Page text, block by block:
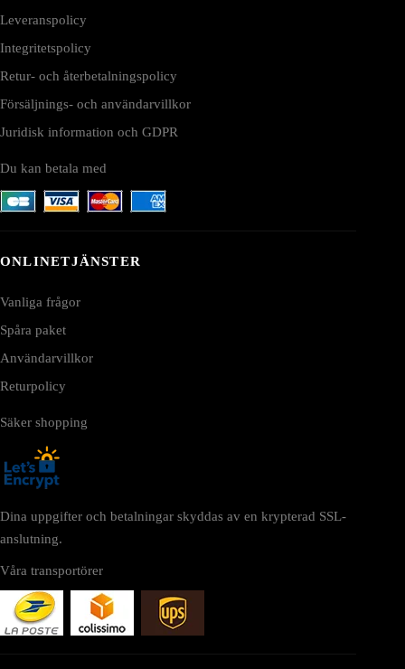
Leveranspolicy
Integritetspolicy
Retur- och återbetalningspolicy
Försäljnings- och användarvillkor
Juridisk information och GDPR
Du kan betala med
ONLINETJÄNSTER
Vanliga frågor
Spåra paket
Användarvillkor
Returpolicy
Säker shopping
Dina uppgifter och betalningar skyddas av en krypterad SSL-
anslutning.
Våra transportörer